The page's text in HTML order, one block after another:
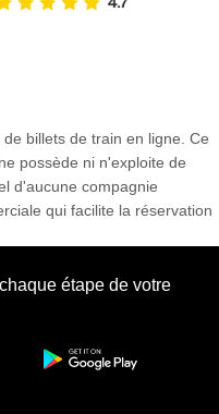
billets de train en ligne. Ce
possède ni n'exploite de
d'aucune compagnie
qui facilite la réservation
étape de votre